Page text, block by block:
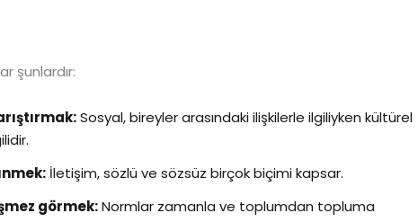
şunlardır:
Sosyal, bireyler arasındaki ilişkilerle ilgiliyken kültürel
İletişim, sözlü ve sözsüz birçok biçimi kapsar.
görmek:Normlar zamanla ve toplumdan topluma